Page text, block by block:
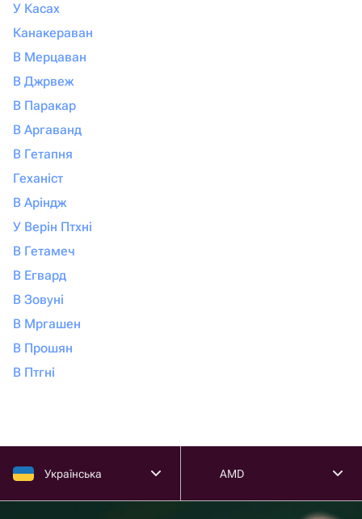
У Касах
Канакераван
В Мерцаван
В Джрвеж
В Паракар
В Аргаванд
В Гетапня
Геханіст
В Аріндж
У Верін Птхні
В Гетамеч
В Егвард
В Зовуні
В Мргашен
В Прошян
В Птгні
Українська AMD